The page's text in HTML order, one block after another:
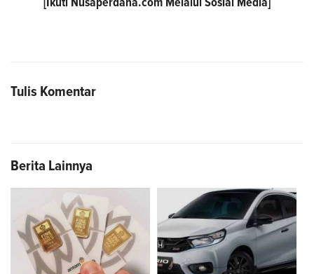
[Ikuti Nusaperdana.com Melalui Sosial Media]
Tulis Komentar
Berita Lainnya